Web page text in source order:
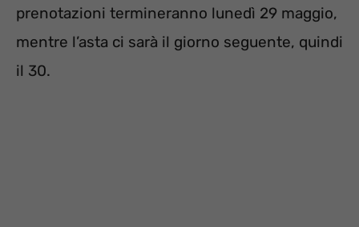
prenotazioni termineranno lunedì 29 maggio,
mentre l’asta ci sarà il giorno seguente, quindi
il 30.